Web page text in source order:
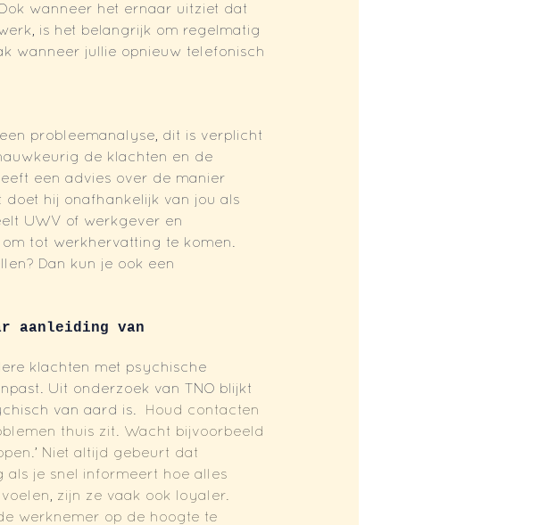
wanneer het ernaar uitziet dat
is het belangrijk om regelmatig
wanneer jullie opnieuw telefonisch
probleemanalyse, dit is verplicht
de klachten en de
een advies over de manier
doet hij onafhankelijk van jou als
UWV of werkgever en
tot werkhervatting te komen.
Dan kun je ook een
aanleiding van
klachten met psychische
Uit onderzoek van TNO blijkt
van aard is. Houd contacten
thuis zit. Wacht bijvoorbeeld
Niet altijd gebeurt dat
als je snel informeert hoe alles
zijn ze vaak ook loyaler.
werknemer op de hoogte te